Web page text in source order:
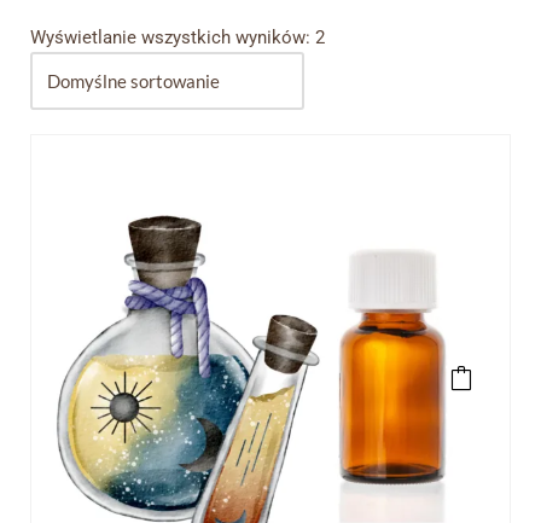
Wyświetlanie wszystkich wyników: 2